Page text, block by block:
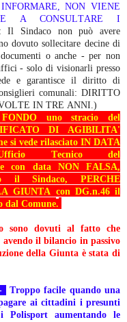
NON VIENE
A CONSULTARE I
Il Sindaco non può avere
dovuto sollecitare decine di
o anche - per non
- solo di visionarli presso
e garantisce il diritto di
comunali: DIRITTO
IN TRE ANNI.)
uno stracio del
DI AGIBILITA'
si vede rilasciato IN DATA
Tecnico del
con data NON FALSA,
il Sindaco, PERCHE
GIUNTA con DG.n.46 il
dal Comune.
sono dovuti al fatto che
il bilancio in passivo
della Giunta è stata di
Troppo facile quando una
ai cittadini i presunti
aumentando le